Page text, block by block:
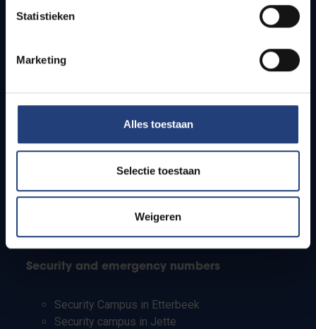
Statistieken
Marketing
Alles toestaan
Selectie toestaan
Weigeren
How to get to the VUB campuses
Students
PhD students
Teachers and secondary schools
Working students
Security and emergency numbers
Security Campus in Etterbeek
Security campus in Jette